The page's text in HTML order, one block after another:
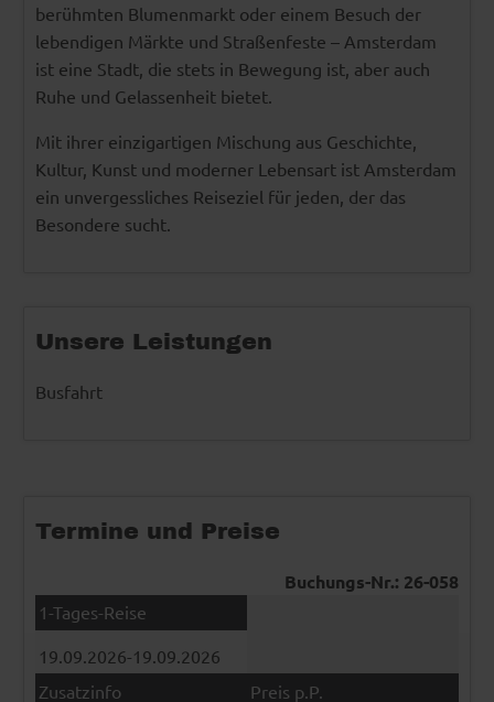
berühmten Blumenmarkt oder einem Besuch der
lebendigen Märkte und Straßenfeste – Amsterdam
ist eine Stadt, die stets in Bewegung ist, aber auch
Ruhe und Gelassenheit bietet.
Mit ihrer einzigartigen Mischung aus Geschichte,
Kultur, Kunst und moderner Lebensart ist Amsterdam
ein unvergessliches Reiseziel für jeden, der das
Besondere sucht.
Unsere Leistungen
Busfahrt
Termine und Preise
Buchungs-Nr.: 26-058
19.09.2026-19.09.2026